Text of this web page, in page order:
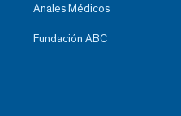
Anales Médicos
Fundación ABC